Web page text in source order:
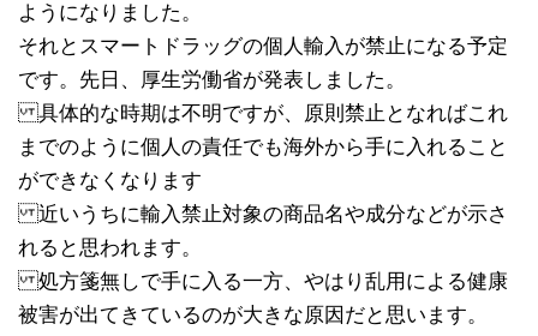
ようになりました。
それとスマートドラッグの個人輸入が禁止になる予定
です。先日、厚生労働省が発表しました。
具体的な時期は不明ですが、原則禁止となればこれ
までのように個人の責任でも海外から手に入れること
ができなくなります
近いうちに輸入禁止対象の商品名や成分などが示さ
れると思われます。
処方箋無しで手に入る一方、やはり乱用による健康
被害が出てきているのが大きな原因だと思います。